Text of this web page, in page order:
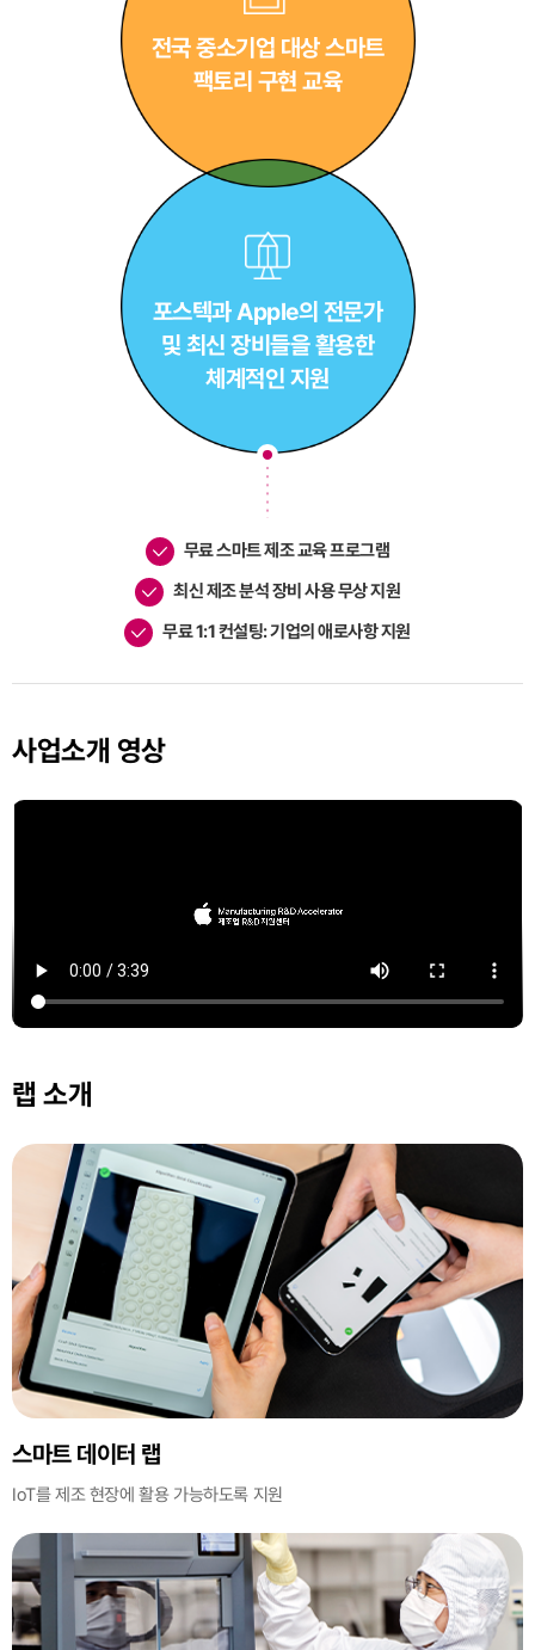
전국 중소기업 대상스마트
팩토리 구현 교육
포스텍과 Apple의 전문가
및 최신 장비들을 활용한
체계적인 지원
무료 스마트 제조 교육 프로그램
최신 제조 분석 장비 사용 무상 지원
무료 1:1 컨설팅: 기업의 애로사항 지원
사업소개 영상
랩 소개
스마트 데이터 랩
IoT를 제조 현장에 활용 가능하도록 지원